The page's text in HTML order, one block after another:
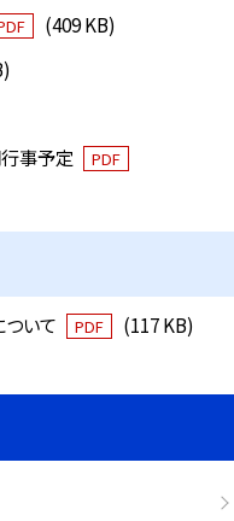
(409 KB)
事予定 PDF
いて PDF (117 KB)